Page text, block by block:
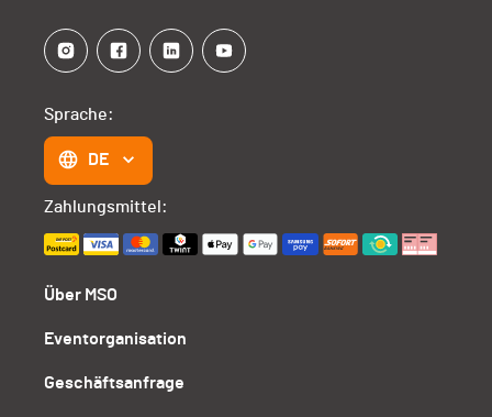
Über MSO
Eventorganisation
Geschäftsanfrage
Sprache:
DE
Zahlungsmittel: